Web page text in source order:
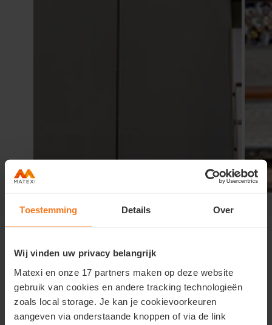
Toestemming Details Over
Wij vinden uw privacy belangrijk
Matexi en onze 17 partners maken op deze website
gebruik van cookies en andere tracking technologieën
zoals local storage. Je kan je cookievoorkeuren
aangeven via onderstaande knoppen of via de link
Nous contacter
Vous souhaitez obtenir plus d'informations sur cette
résidence ou prendre un rendez-vous?